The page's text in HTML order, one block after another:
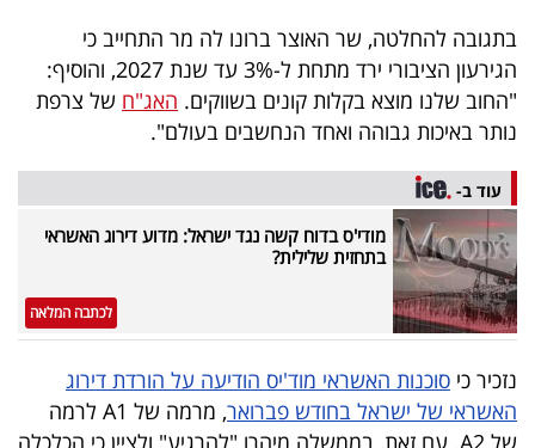
שיתופי
פעולה
דרושים
ניוזלטרים
מייל
אדום
בתגובה להחלטה, שר האוצר ברונו לה מר התחייב כי
הגירעון הציבורי ירד מתחת ל-3% עד שנת 2027, והוסיף:
"החוב שלנו מוצא בקלות קונים בשווקים. האג"ח של צרפת
נותר באיכות גבוהה ואחד הנחשבים בעולם".
עוד ב-
מודי'ס בדוח קשה נגד ישראל: מדוע דירוג האשראי
בתחזית שלילית?
לכתבה המלאה
נזכיר כי סוכנות האשראי מוד'יס הודיעה על הורדת דירוג
האשראי של ישראל בחודש פברואר
, מרמה של A1 לרמה